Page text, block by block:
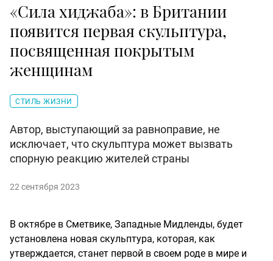
«Сила хиджаба»: в Британии
появится первая скульптура,
посвященная покрытым
женщинам
СТИЛЬ ЖИЗНИ
Автор, выступающий за равноправие, не
исключает, что скульптура может вызвать
спорную реакцию жителей страны
22 сентября 2023
В октябре в Сметвике, Западные Мидленды, будет
установлена новая скульптура, которая, как
утверждается, станет первой в своем роде в мире и